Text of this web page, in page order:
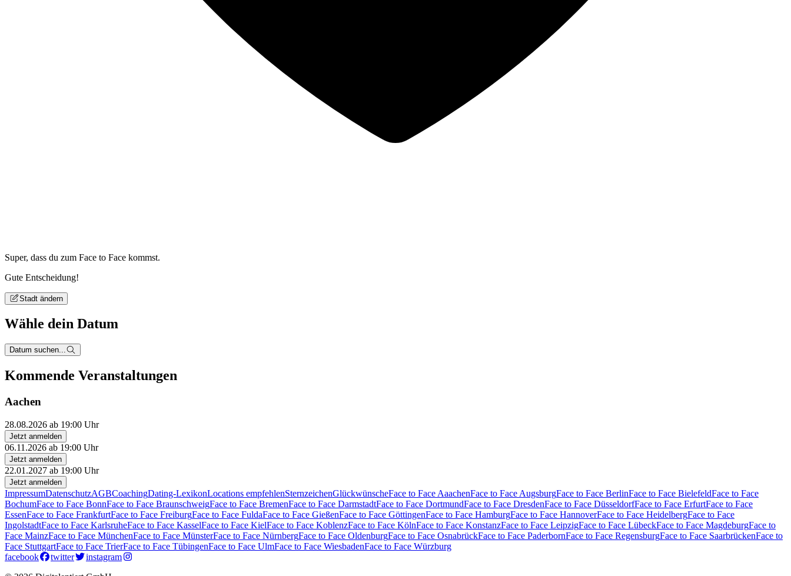
Super, dass du zum Face to Face kommst.
Gute Entscheidung!
Stadt ändern
Wähle dein Datum
Datum suchen...
Kommende Veranstaltungen
Aachen
28.08.2026 ab 19:00 Uhr
Jetzt anmelden
06.11.2026 ab 19:00 Uhr
Jetzt anmelden
22.01.2027 ab 19:00 Uhr
Jetzt anmelden
ImpressumDatenschutzAGBCoachingDating-LexikonLocations empfehlenSternzeichenGlückwünscheFace to Face AaachenFace to Face AugsburgFace to Face BerlinFace to Face BielefeldFace to Face
BochumFace to Face BonnFace to Face BraunschweigFace to Face BremenFace to Face DarmstadtFace to Face DortmundFace to Face DresdenFace to Face DüsseldorfFace to Face ErfurtFace to Face
EssenFace to Face FrankfurtFace to Face FreiburgFace to Face FuldaFace to Face GießenFace to Face GöttingenFace to Face HamburgFace to Face HannoverFace to Face HeidelbergFace to Face
IngolstadtFace to Face KarlsruheFace to Face KasselFace to Face KielFace to Face KoblenzFace to Face KölnFace to Face KonstanzFace to Face LeipzigFace to Face LübeckFace to Face MagdeburgFace to
Face MainzFace to Face MünchenFace to Face MünsterFace to Face NürnbergFace to Face OldenburgFace to Face OsnabrückFace to Face PaderbornFace to Face RegensburgFace to Face SaarbrückenFace to
Face StuttgartFace to Face TrierFace to Face TübingenFace to Face UlmFace to Face WiesbadenFace to Face Würzburg
facebook
twitter
instagram